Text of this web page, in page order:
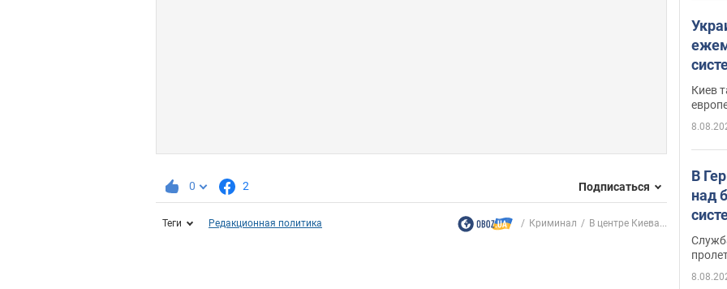
0 2 Подписаться
Теги Редакционная политика Криминал В центре Киева...
Киев
В
над